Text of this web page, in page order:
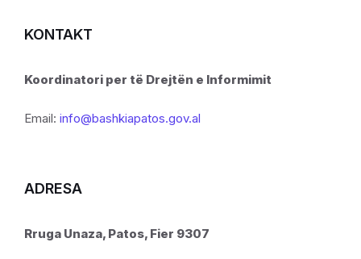
KONTAKT
Koordinatori per të Drejtën e Informimit
Email: info@bashkiapatos.gov.al
ADRESA
Rruga Unaza, Patos, Fier 9307